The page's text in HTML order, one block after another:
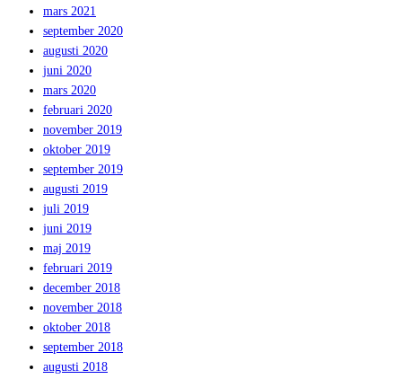
mars 2021
september 2020
augusti 2020
juni 2020
mars 2020
februari 2020
november 2019
oktober 2019
september 2019
augusti 2019
juli 2019
juni 2019
maj 2019
februari 2019
december 2018
november 2018
oktober 2018
september 2018
augusti 2018